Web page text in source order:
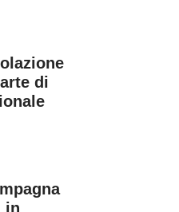
di
in